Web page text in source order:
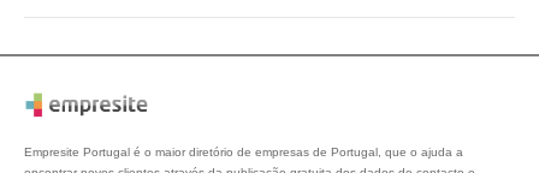
Empresite Portugal é o maior diretório de empresas de Portugal, que o ajuda a